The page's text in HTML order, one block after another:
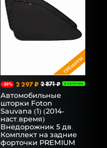
-20% 2 297 ₽ 2 871 ₽ В НАЛИЧИИ
Автомобильные
шторки Foton
Sauvana (1) (2014-
наст.время)
Внедорожник 5 дв.
Комплект на задние
форточки PREMIUM